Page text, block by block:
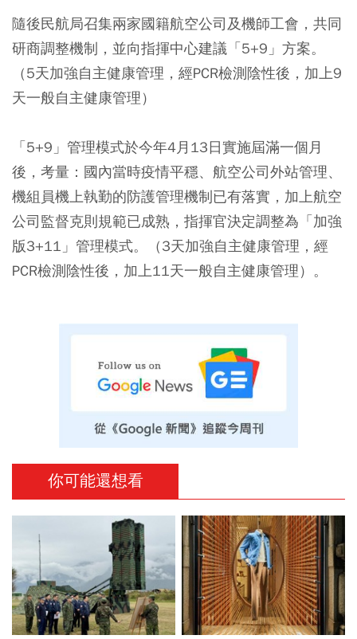
隨後民航局召集兩家國籍航空公司及機師工會，共同
研商調整機制，並向指揮中心建議「5+9」方案。
（5天加強自主健康管理，經PCR檢測陰性後，加上9
天一般自主健康管理）
「5+9」管理模式於今年4月13日實施屆滿一個月
後，考量： 國內當時疫情平穩、航空公司外站管理、
機組員機上執勤的防護管理機制已有落實，加上航空
公司監督克則規範已成熟，指揮官決定調整為「加強
版3+11」管理模式。
（3天加強自主健康管理，經
PCR檢測陰性後，加上11天一般自主健康管理）。
你可能還想看